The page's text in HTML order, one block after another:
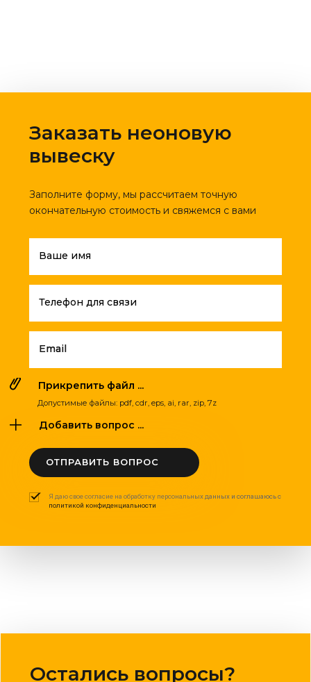
Заказать неоновую
вывеску
Заполните форму, мы рассчитаем точную
окончательную стоимость и свяжемся с вами
Ваше имя
Телефон для связи
Email
Прикрепить файл ...
Допустимые файлы: pdf, cdr, eps, ai, rar, zip, 7z
Добавить вопрос ...
ОТПРАВИТЬ ВОПРОС
Я даю свое согласие на обработку персональных данных и соглашаюсь с
политикой конфиденциальности
Остались вопросы?